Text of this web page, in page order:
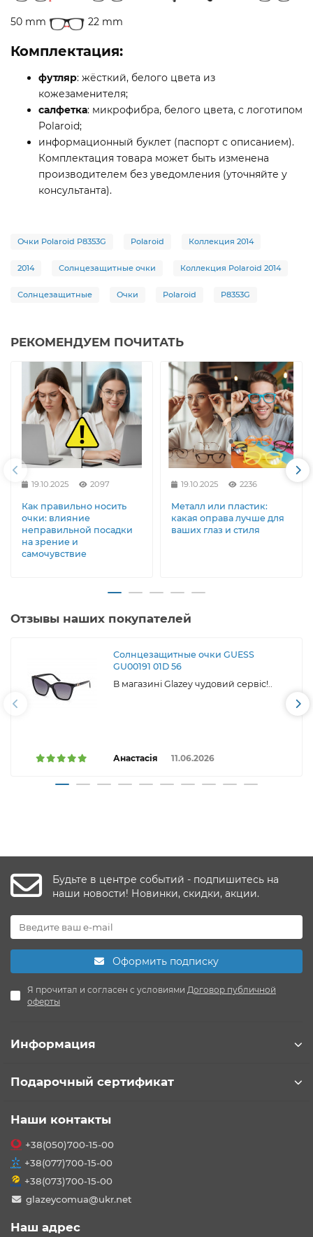
50 mm 22 mm
Комплектация:
футляр: жёсткий, белого цвета из
кожезаменителя;
салфетка: микрофибра, белого цвета, с логотипом
Polaroid;
информационный буклет (паспорт с описанием).
Комплектация товара может быть изменена
производителем без уведомления (уточняйте у
консультанта).
Очки Polaroid P8353G Polaroid Коллекция 2014
2014 Солнцезащитные очки Коллекция Polaroid 2014
Солнцезащитные Очки Polaroid P8353G
РЕКОМЕНДУЕМ ПОЧИТАТЬ
19.10.2025 2097
Как правильно носить
очки: влияние
неправильной посадки
на зрение и
самочувствие
19.10.2025 2236
Металл или пластик:
какая оправа лучше для
ваших глаз и стиля
Отзывы наших покупателей
Солнцезащитные очки GUESS
GU00191 01D 56
В магазині Glazey чудовий сервіс!..
Анастасія 11.06.2026
Будьте в центре событий - подпишитесь на
наши новости! Новинки, скидки, акции.
Оформить подписку
Я прочитал и согласен с условиями Договор публичной
оферты
Информация
Подарочный сертификат
Наши контакты
+38(050)700-15-00
+38(077)700-15-00
+38(073)700-15-00
glazeycomua@ukr.net
Наш адрес